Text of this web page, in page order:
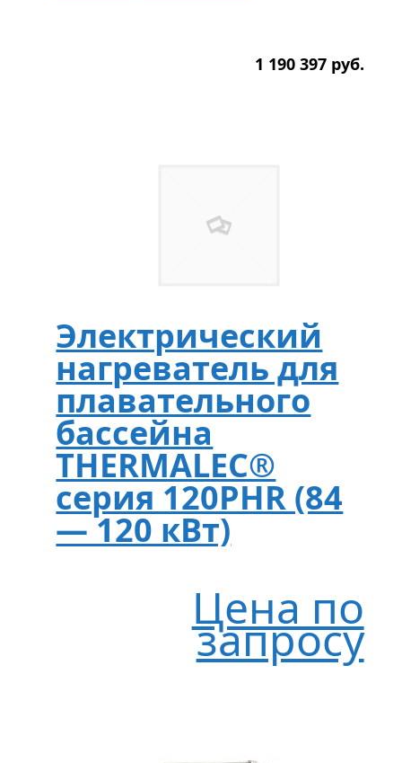
1 190 397 руб.
Электрический
нагреватель для
плавательного
бассейна
THERMALEC®
серия 120PHR (84
— 120 кВт)
Цена по
запросу